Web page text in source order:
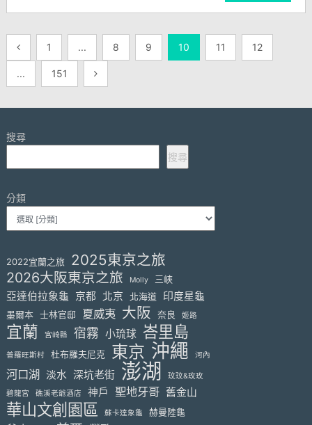
文
章
分
1 ... 8 9 10 11 12
... 151
搜尋
搜尋
分類
2022宜蘭之旅 2025東京之旅
2026大阪東京之旅 Molly 三峽
亞達伯拉象龜 京都 北京 北海道 印度星龜
墨爾本 士林官邸 夏威夷 大阪 奈良 姬路
宜蘭 宮崎縣 宿霧 小琉球 峇里島
普羅旺斯村 杜布羅夫尼克 東京 沖繩 河內
河口湖 淡水 深坑老街 澎湖
玟玟&玫玫
碧龍宮
礁溪老爺酒店 神戶 聖地牙哥 舊金山
華山文創園區 蘇卡達象龜 赫曼陸龜